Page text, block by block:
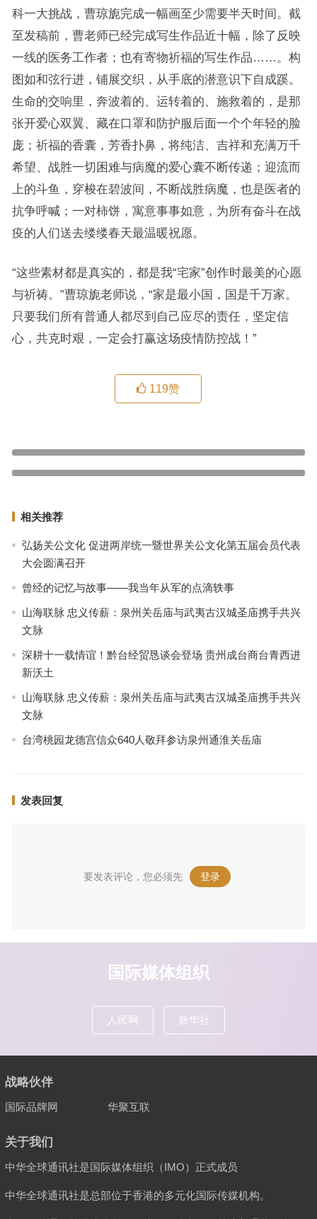
科一大挑战，曹琼旎完成一幅画至少需要半天时间。截
至发稿前，曹老师已经完成写生作品近十幅，除了反映
一线的医务工作者；也有寄物祈福的写生作品……。构
图如和弦行进，铺展交织，从手底的潜意识下自成蹊。
生命的交响里，奔波着的、运转着的、施救着的，是那
张开爱心双翼、藏在口罩和防护服后面一个个年轻的脸
庞；祈福的香囊，芳香扑鼻，将纯洁、吉祥和充满万千
希望、战胜一切困难与病魔的爱心囊不断传递；迎流而
上的斗鱼，穿梭在碧波间，不断战胜病魔，也是医者的
抗争呼喊；一对柿饼，寓意事事如意，为所有奋斗在战
疫的人们送去缕缕春天最温暖祝愿。
“这些素材都是真实的，都是我“宅家”创作时最美的心愿
与祈祷。”曹琼旎老师说，“家是最小国，国是千万家。
只要我们所有普通人都尽到自己应尽的责任，坚定信
心，共克时艰，一定会打赢这场疫情防控战！”
119赞
相关推荐
弘扬关公文化 促进两岸统一暨世界关公文化第五届会员代表
大会圆满召开
曾经的记忆与故事——我当年从军的点滴轶事
山海联脉 忠义传薪：泉州关岳庙与武夷古汉城圣庙携手共兴
文脉
深耕十一载情谊！黔台经贸恳谈会登场 贵州成台商台青西进
新沃土
山海联脉 忠义传薪：泉州关岳庙与武夷古汉城圣庙携手共兴
文脉
台湾桃园龙德宫信众640人敬拜参访泉州通淮关岳庙
发表回复
要发表评论，您必须先 登录 。
国际媒体组织
人民网 新华社
战略伙伴
国际品牌网 华聚互联
关于我们
中华全球通讯社是国际媒体组织（IMO）正式成员
中华全球通讯社是总部位于香港的多元化国际传媒机构。